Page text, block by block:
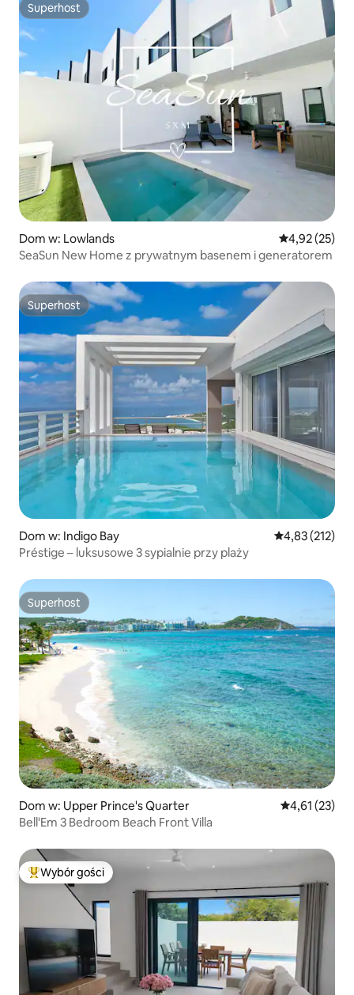
Superhost
Superhost
Dom w: Lowlands Średnia
4,92 (25)
SeaSun New Home z prywatnym basenem i generatorem
Superhost
Superhost
Dom w: Indigo Bay Średnia
4,83 (212)
Préstige – luksusowe 3 sypialnie przy plaży
Superhost
Superhost
Dom w: Upper Prince's Quarter Średnia
4,61 (23)
Bell'Em 3 Bedroom Beach Front Villa
Najpopularniejsze z kategorii Wybór gości
Wybór gości